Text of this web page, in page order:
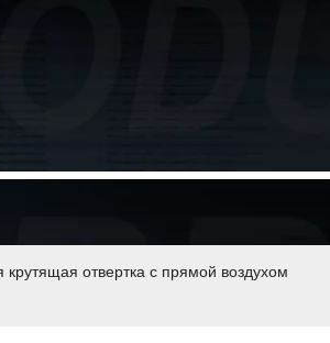
крутящая отвертка с прямой воздухом